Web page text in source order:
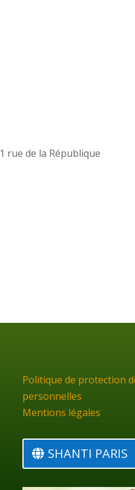
rue de la République
Politique de protection
personnelles
Mentions légales
SHANTI PARIS